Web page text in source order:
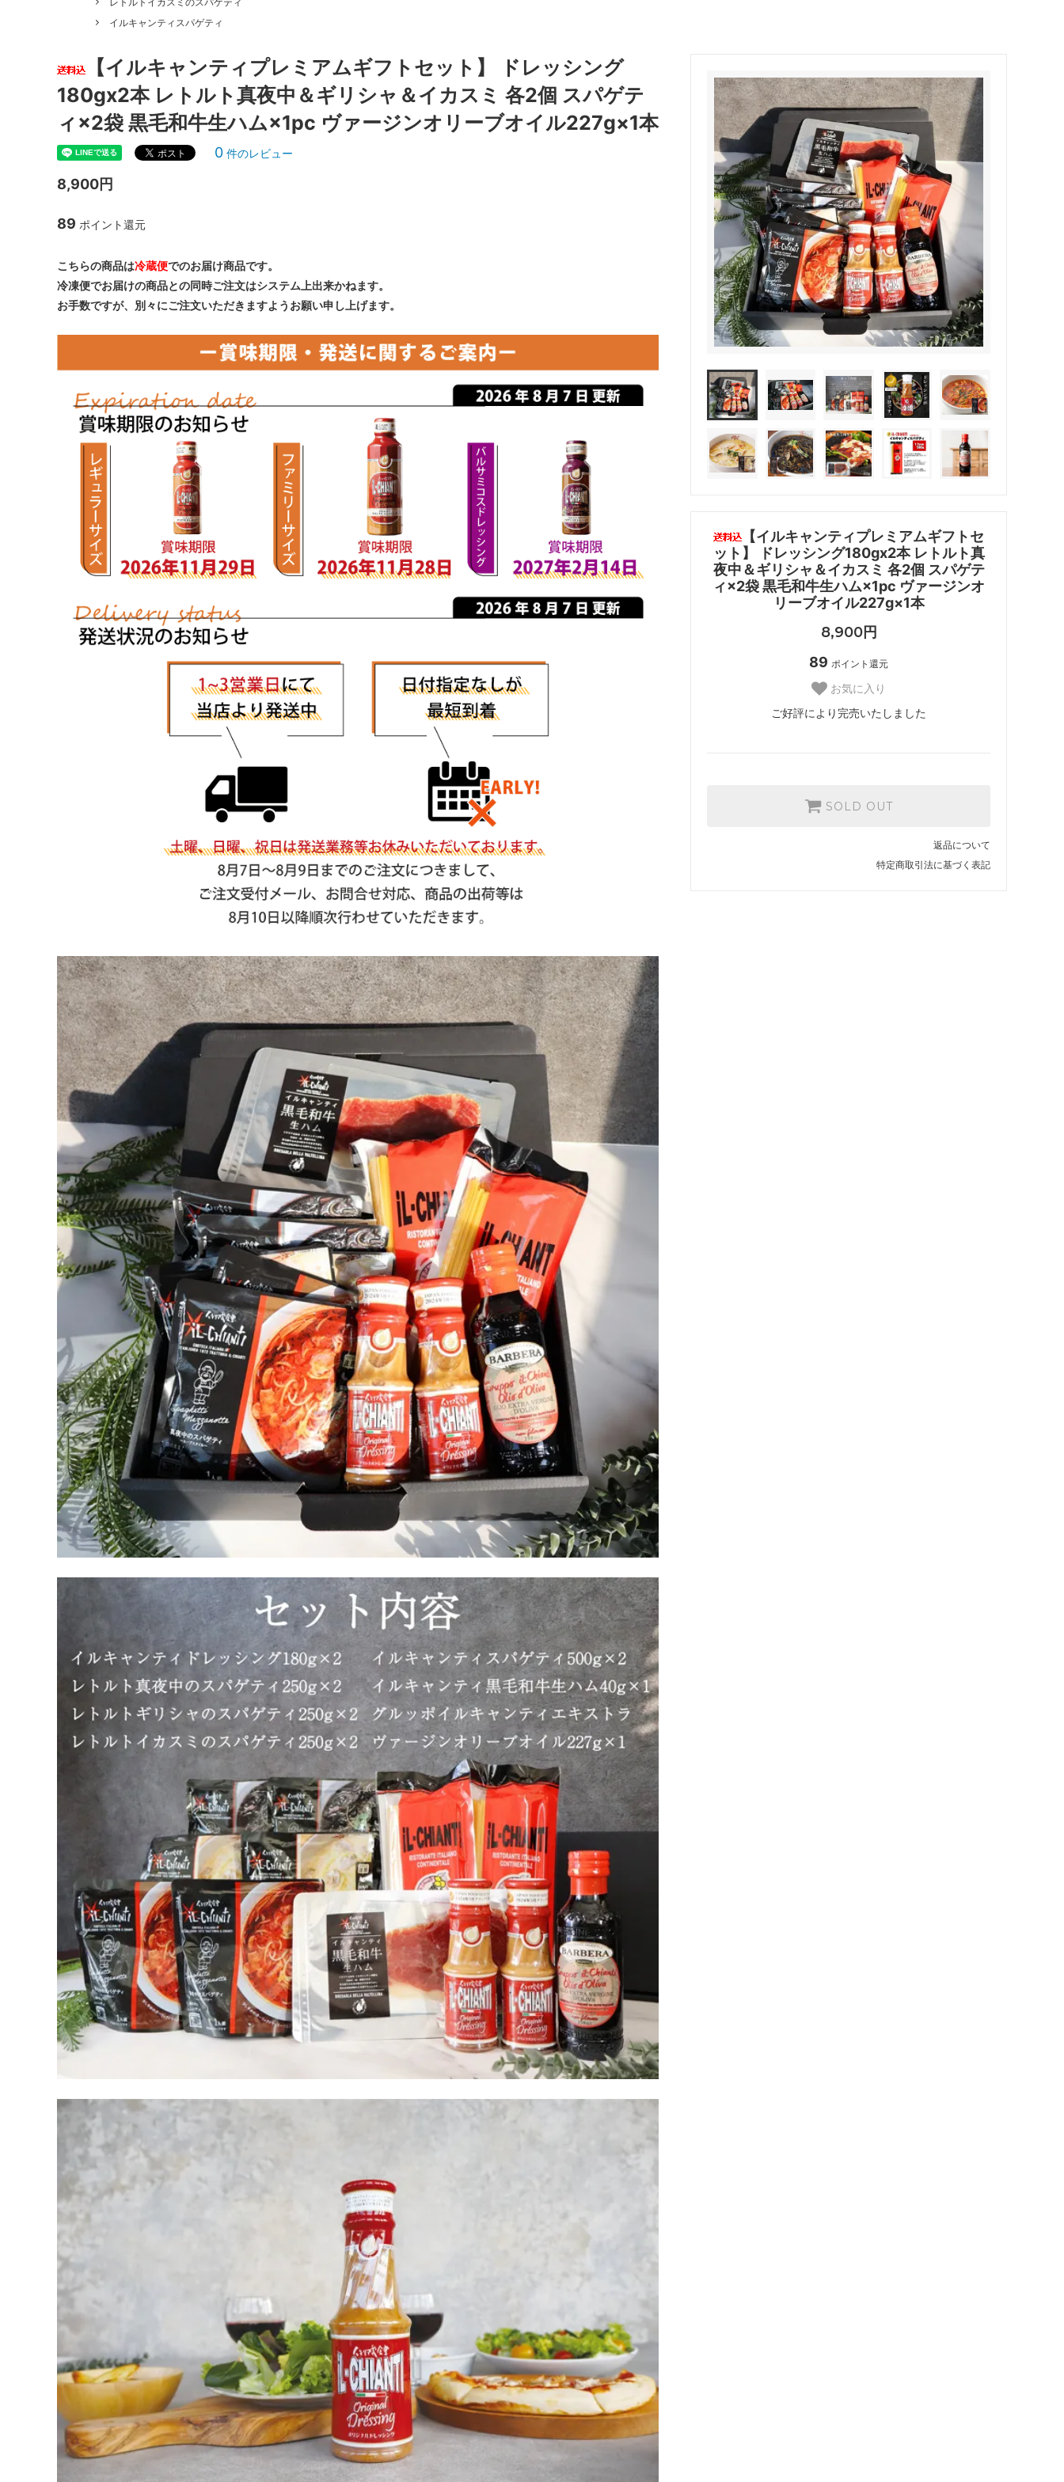
イルキャンティスパゲティ
【イルキャンティプレミアムギフトセ
ット】 ドレッシング180gx2本 レトルト真
夜中＆ギリシャ＆イカスミ 各2個 スパゲテ
ィ×2袋 黒毛和牛生ハム×1pc ヴァージンオ
リーブオイル227g×1本
8,900円
89 ポイント還元
お気に入り
ご好評により完売いたしました
SOLD OUT
返品について
特定商取引法に基づく表記
【イルキャンティプレミアムギフトセット】 ドレッシング
180gx2本 レトルト真夜中＆ギリシャ＆イカスミ 各2個 スパゲテ
ィ×2袋 黒毛和牛生ハム×1pc ヴァージンオリーブオイル227g×1本
0 件のレビュー
8,900円
89 ポイント還元
こちらの商品は冷蔵便でのお届け商品です。
冷凍便でお届けの商品との同時ご注文はシステム上出来かねます。
お手数ですが、別々にご注文いただきますようお願い申し上げます。